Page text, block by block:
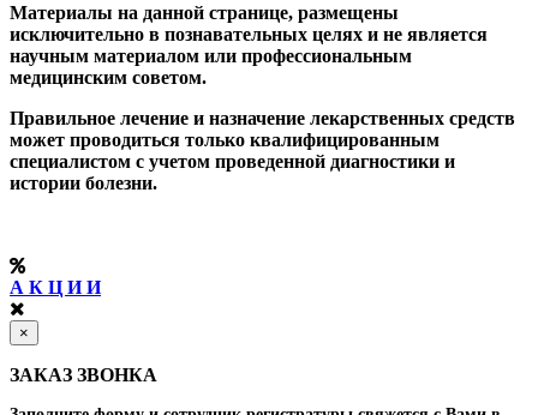
Материалы на данной странице, размещены
исключительно в познавательных целях и не является
научным материалом или профессиональным
медицинским советом.
Правильное лечение и назначение лекарственных средств
может проводиться только квалифицированным
специалистом с учетом проведенной диагностики и
истории болезни.
А К Ц И И
×
ЗАКАЗ ЗВОНКА